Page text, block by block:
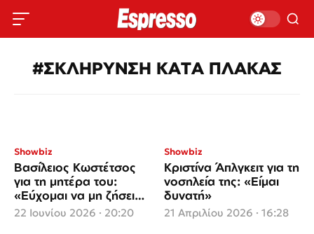
#ΣΚΛΗΡΥΝΣΗ ΚΑΤΑ ΠΛΑΚΑΣ
Showbiz
Βασίλειος Κωστέτσος
για τη μητέρα του:
«Εύχομαι να μη ζήσει
κανείς αυτό που
22 Ιουνίου 2026 · 20:20
Showbiz
Κριστίνα Άπλγκειτ για τη
νοσηλεία της: «Είμαι
δυνατή»
21 Απριλίου 2026 · 16:28